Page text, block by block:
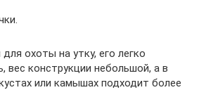
охоты на утку, его легко
вес конструкции небольшой, а в
или камышах подходит более